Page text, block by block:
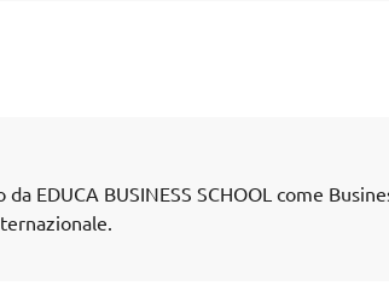
EDUCA BUSINESS SCHOOL come